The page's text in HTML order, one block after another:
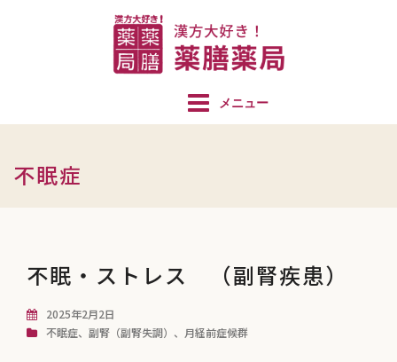
不眠症
不眠・ストレス （副腎疾患）
2025年2月2日
不眠症、 副腎（副腎失調） 、 月経前症候群